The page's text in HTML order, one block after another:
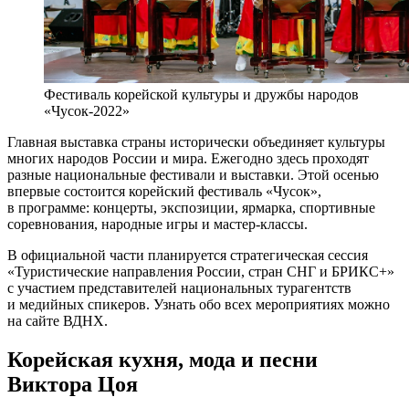
Фестиваль корейской культуры и дружбы народов
«Чусок-2022»
Главная выставка страны исторически объединяет культуры
многих народов России и мира. Ежегодно здесь проходят
разные национальные фестивали и выставки. Этой осенью
впервые состоится корейский фестиваль «Чусок»,
в программе: концерты, экспозиции, ярмарка, спортивные
соревнования, народные игры и мастер-классы.
В официальной части планируется стратегическая сессия
«Туристические направления России, стран СНГ и БРИКС+»
с участием представителей национальных турагентств
и медийных спикеров. Узнать обо всех мероприятиях можно
на сайте ВДНХ.
Корейская кухня, мода и песни
Виктора Цоя